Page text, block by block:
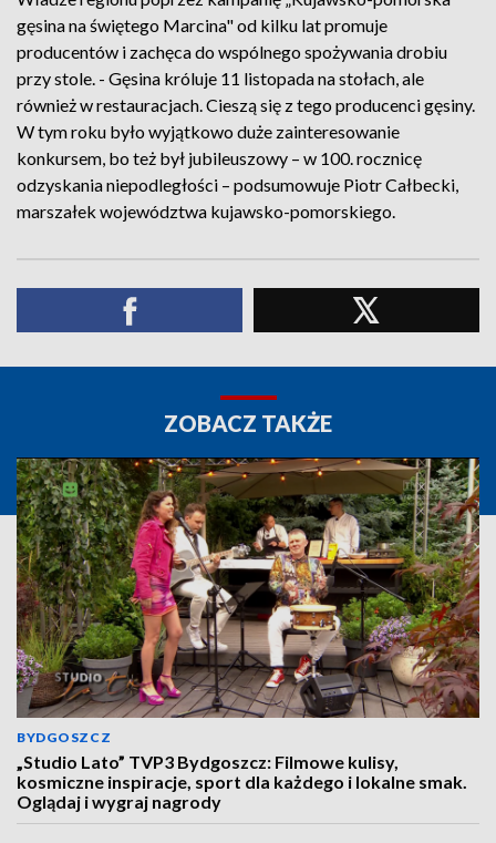
gęsina na świętego Marcina" od kilku lat promuje
producentów i zachęca do wspólnego spożywania drobiu
przy stole. - Gęsina króluje 11 listopada na stołach, ale
również w restauracjach. Cieszą się z tego producenci gęsiny.
W tym roku było wyjątkowo duże zainteresowanie
konkursem, bo też był jubileuszowy – w 100. rocznicę
odzyskania niepodległości – podsumowuje Piotr Całbecki,
marszałek województwa kujawsko-pomorskiego.
ZOBACZ TAKŻE
BYDGOSZCZ
„Studio Lato” TVP3 Bydgoszcz: Filmowe kulisy,
kosmiczne inspiracje, sport dla każdego i lokalne smak.
Oglądaj i wygraj nagrody